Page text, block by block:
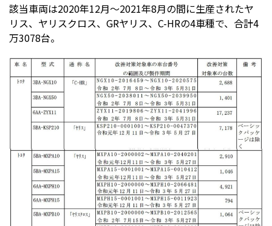
該当車両は2020年12月〜2021年8月の間に生産されたヤ
リス、ヤリスクロス、GRヤリス、C-HRの4車種で、合計4
万3078台。